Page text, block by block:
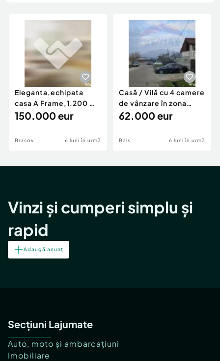
Afaceri și echipamente profesionale
Inchiriere Bunuri si Vehicule
Piese auto si accesorii
Eleganta,echipata
casa A Frame,1.200 mp
teren,deschidere Pia
150.000 eur
Brasov 6 luni în urmă
Casă / Vilă cu 4 camere
de vânzare în zona
Periferie
62.000 eur
Bals 6 luni în urmă
Vinzi și cumperi simplu și
rapid
Adaugă anunț
Secțiuni Lajumate
Auto, moto și ambarcațiuni
Imobiliare